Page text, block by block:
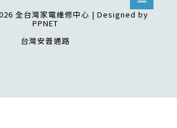
全台灣家電維修中心 | Designed by
PPNET
台灣安普通路